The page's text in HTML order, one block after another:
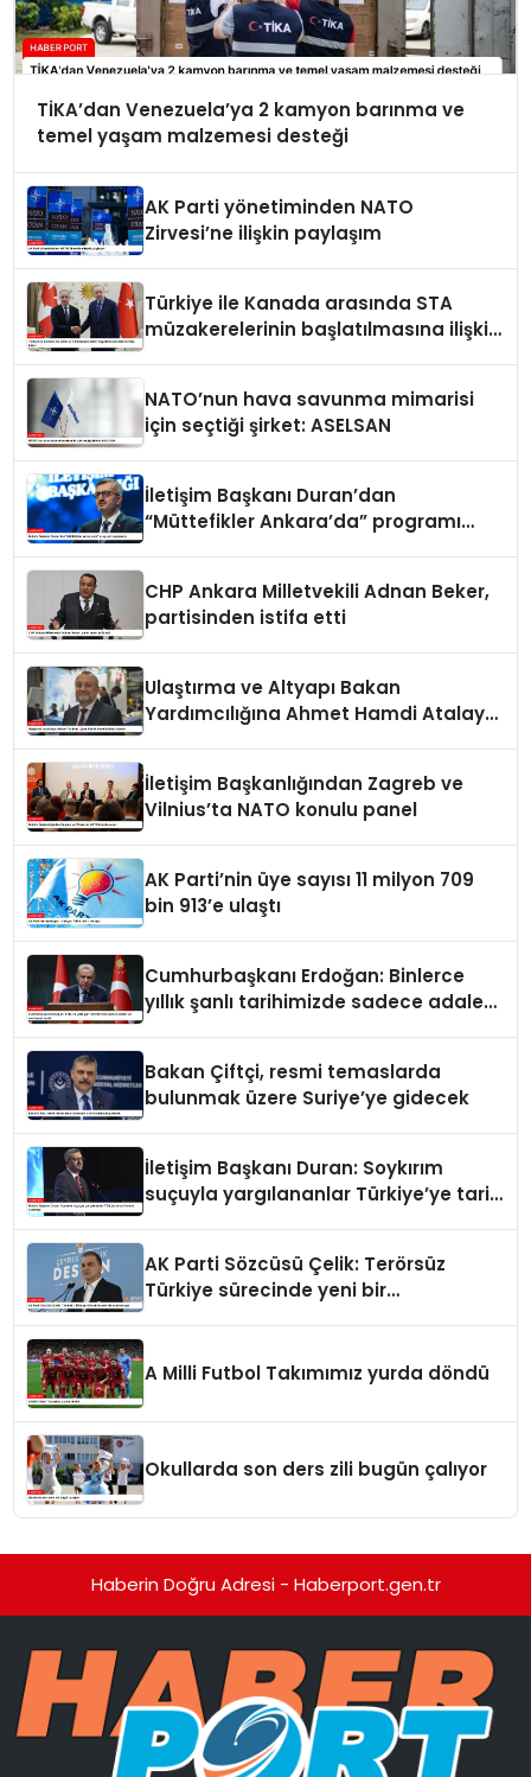
TİKA’dan Venezuela’ya 2 kamyon barınma ve
temel yaşam malzemesi desteği
AK Parti yönetiminden NATO
Zirvesi’ne ilişkin paylaşım
Türkiye ile Kanada arasında STA
müzakerelerinin başlatılmasına ilişkin
NATO’nun hava savunma mimarisi
için seçtiği şirket: ASELSAN
İletişim Başkanı Duran’dan
“Müttefikler Ankara’da” programı
CHP Ankara Milletvekili Adnan Beker,
partisinden istifa etti
Ulaştırma ve Altyapı Bakan
Yardımcılığına Ahmet Hamdi Atalay
İletişim Başkanlığından Zagreb ve
Vilnius’ta NATO konulu panel
AK Parti’nin üye sayısı 11 milyon 709
bin 913’e ulaştı
Cumhurbaşkanı Erdoğan: Binlerce
yıllık şanlı tarihimizde sadece adalet
Bakan Çiftçi, resmi temaslarda
bulunmak üzere Suriye’ye gidecek
İletişim Başkanı Duran: Soykırım
suçuyla yargılananlar Türkiye’ye tarih
AK Parti Sözcüsü Çelik: Terörsüz
Türkiye sürecinde yeni bir
A Milli Futbol Takımımız yurda döndü
Okullarda son ders zili bugün çalıyor
Haberin Doğru Adresi - Haberport.gen.tr